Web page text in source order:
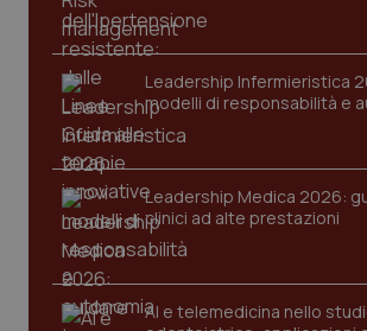
Leadership Infermieristica
modelli di responsabilità e
Leadership Medica 2026:
clinici ad alte prestazioni
AI e telemedicina nello
CookieScriptConsent